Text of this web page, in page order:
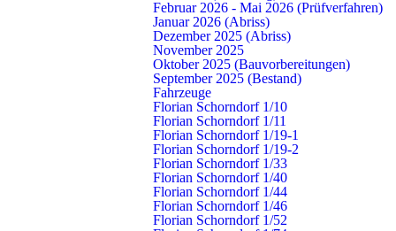
Februar 2026 - Mai 2026 (Prüfverfahren)
Januar 2026 (Abriss)
Dezember 2025 (Abriss)
November 2025
Oktober 2025 (Bauvorbereitungen)
September 2025 (Bestand)
Fahrzeuge
Florian Schorndorf 1/10
Florian Schorndorf 1/11
Florian Schorndorf 1/19-1
Florian Schorndorf 1/19-2
Florian Schorndorf 1/33
Florian Schorndorf 1/40
Florian Schorndorf 1/44
Florian Schorndorf 1/46
Florian Schorndorf 1/52
Florian Schorndorf 1/52
Gerätewagen-Transport – GW-T
Florian Schorndorf 1/74